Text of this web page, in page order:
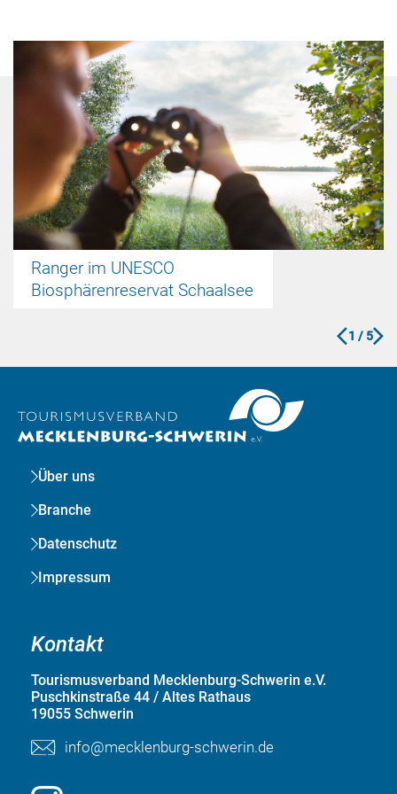
zurück vor
Ranger im UNESCO
Biosphärenreservat Schaalsee
1 / 5
Über uns
Branche
Datenschutz
Impressum
Kontakt
Tourismusverband Mecklenburg-Schwerin e.V.
Puschkinstraße 44 / Altes Rathaus
19055 Schwerin
info@mecklenburg-schwerin.de